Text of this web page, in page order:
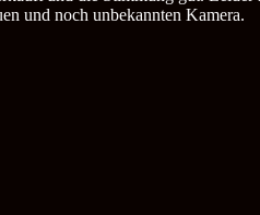
und noch unbekannten Kamera.